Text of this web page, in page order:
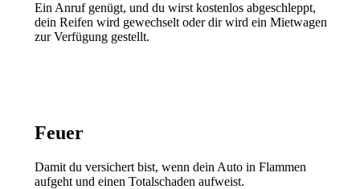
Ein Anruf genügt, und du wirst kostenlos abgeschleppt,
dein Reifen wird gewechselt oder dir wird ein Mietwagen
zur Verfügung gestellt.
Feuer
Damit du versichert bist, wenn dein Auto in Flammen
aufgeht und einen Totalschaden aufweist.